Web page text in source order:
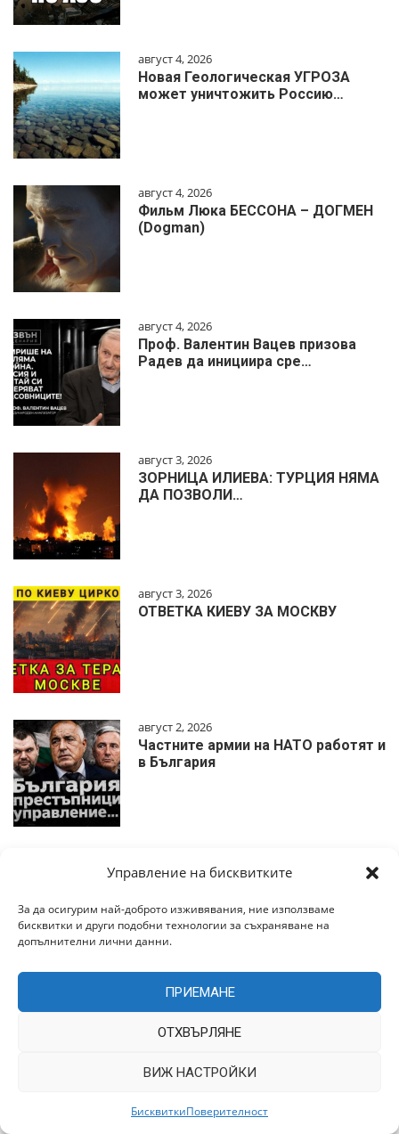
Управление на бисквитките
За да осигурим най-доброто изживявания, ние използваме
бисквитки и други подобни технологии за съхраняване на
допълнителни лични данни.
ПРИЕМАНЕ
ОТХВЪРЛЯНЕ
ВИЖ НАСТРОЙКИ
БисквиткиПоверителност
август 4, 2026
Новая Геологическая УГРОЗА
может уничтожить Россию…
август 4, 2026
Фильм Люка БЕССОНА – ДОГМЕН
(Dogman)
август 4, 2026
Проф. Валентин Вацев призова
Радев да инициира сре…
август 3, 2026
ЗОРНИЦА ИЛИЕВА: ТУРЦИЯ НЯМА
ДА ПОЗВОЛИ…
август 3, 2026
ОТВЕТКА КИЕВУ ЗА МОСКВУ
август 2, 2026
Частните армии на НАТО работят и
в България
ПУТИН, СИ И ХАМЕНЕЙ МАЧКАТ
август 2, 2026
Зорница Илиева: КАПАНЪТ
ЩРАКНА!